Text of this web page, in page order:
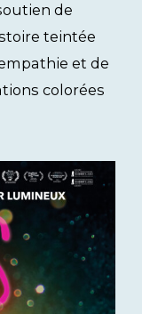
de
teintée
et de
colorées